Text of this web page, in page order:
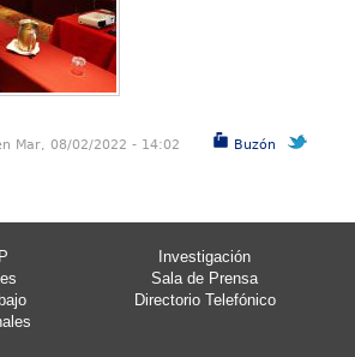
Buzón
Mar, 08/02/2022 - 14:02
Investigación
Sala de Prensa
Directorio Telefónico